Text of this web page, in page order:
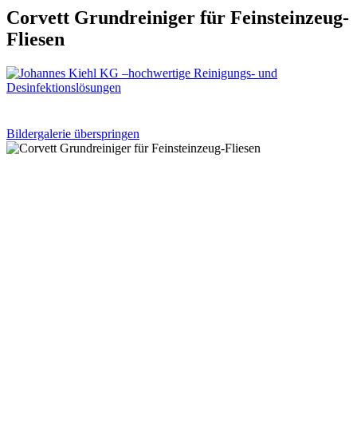
Corvett Grundreiniger für Feinsteinzeug-
Fliesen
Bildergalerie überspringen